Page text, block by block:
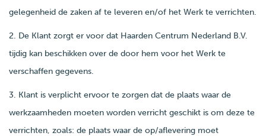
gelegenheid de zaken af te leveren en/of het Werk te verrichten.
2. De Klant zorgt er voor dat Haarden Centrum Nederland B.V.
tijdig kan beschikken over de door hem voor het Werk te
verschaffen gegevens.
3. Klant is verplicht ervoor te zorgen dat de plaats waar de
werkzaamheden moeten worden verricht geschikt is om deze te
verrichten, zoals: de plaats waar de op/aflevering moet